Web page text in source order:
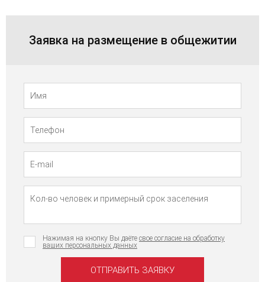
Заявка на размещение в общежитии
Нажимая на кнопку Вы даёте свое согласие на обработку
ваших персональных данных